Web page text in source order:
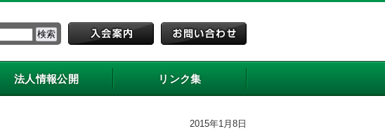
法人情報公開 リンク集
2015年1月8日